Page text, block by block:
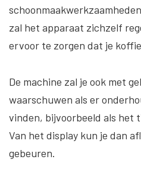
zal het apparaat zichzelf
ervoor te zorgen dat je
De machine zal je ook met
waarschuwen als er
vinden, bijvoorbeeld als het
Van het display kun je dan
gebeuren.